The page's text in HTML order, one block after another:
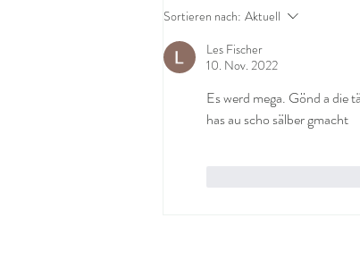
Was geht ab bei mir!!!!!!
Neubad Luzern
Sortieren nach: Aktuell
Les Fischer
10. Nov. 2022
Es werd mega. Gönd a die
has au scho sälber gmacht